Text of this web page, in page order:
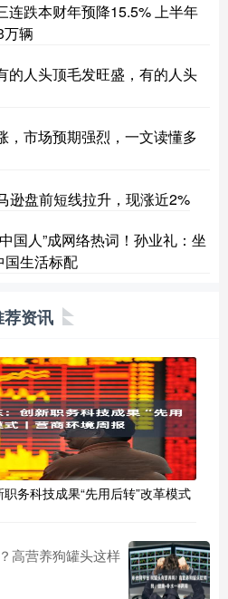
连跌本财年预降15.5% 上半年
辆
的人头顶毛发旺盛，有的人头
，市场预期强烈，一文读懂多
逊盘前短线拉升，现涨近2%
国人”成网络热词！孙业礼：坐
国生活标配
荐资讯
务科技成果“先用后转”改革模式
高营养狗罐头这样